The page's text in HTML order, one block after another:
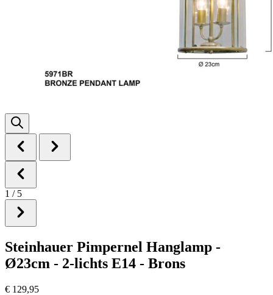
1 / 5
Steinhauer Pimpernel Hanglamp -
Ø23cm - 2-lichts E14 - Brons
€ 129,95